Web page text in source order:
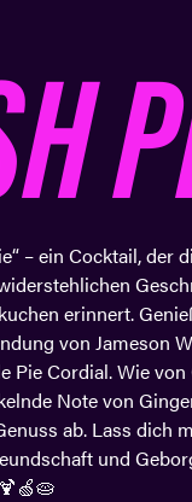
– ein Cocktail, der
erinnert.
von Jameson
Pie Cordial. Wie
Note von
ab. Lass dich
und